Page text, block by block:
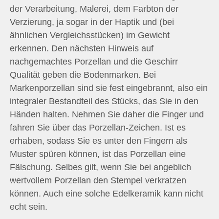
der Verarbeitung, Malerei, dem Farbton der
Verzierung, ja sogar in der Haptik und (bei
ähnlichen Vergleichsstücken) im Gewicht
erkennen. Den nächsten Hinweis auf
nachgemachtes Porzellan und die Geschirr
Qualität geben die Bodenmarken. Bei
Markenporzellan sind sie fest eingebrannt, also ein
integraler Bestandteil des Stücks, das Sie in den
Händen halten. Nehmen Sie daher die Finger und
fahren Sie über das Porzellan-Zeichen. Ist es
erhaben, sodass Sie es unter den Fingern als
Muster spüren können, ist das Porzellan eine
Fälschung. Selbes gilt, wenn Sie bei angeblich
wertvollem Porzellan den Stempel verkratzen
können. Auch eine solche Edelkeramik kann nicht
echt sein.